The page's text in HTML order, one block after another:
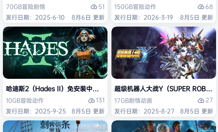
70GB冒险剧情
51
发行日期：2025-6-10
8月6日 更新
150GB冒险动作
68
发行日期：2026-3-19
8月5日 更新
哈迪斯2（Hades II）免安装中文版
10GB冒险动作
131
发行日期：2025-9-25
8月5日 更新
超级机器人大战Y（SUPER
17GB剧情动画
27
发行日期：2025-8-27
8月5日 更新